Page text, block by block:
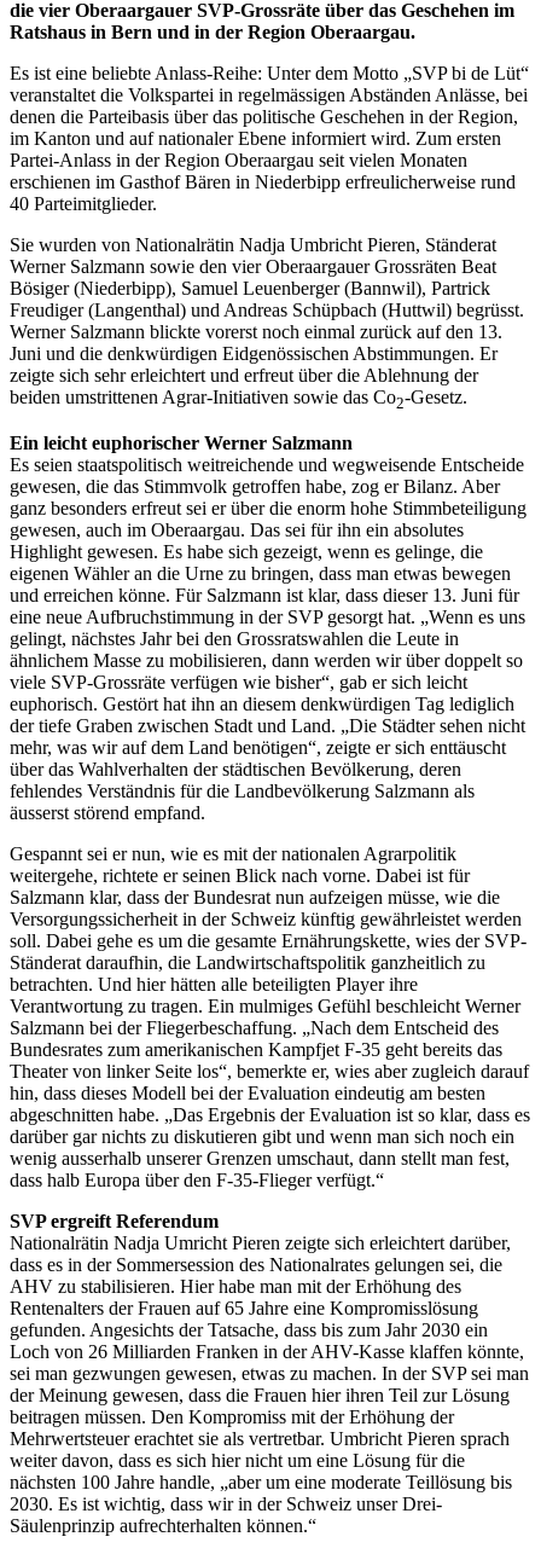
die vier Oberaargauer SVP-Grossräte über das Geschehen im
Ratshaus in Bern und in der Region Oberaargau.
Es ist eine beliebte Anlass-Reihe: Unter dem Motto „SVP bi de Lüt“
veranstaltet die Volkspartei in regelmässigen Abständen Anlässe, bei
denen die Parteibasis über das politische Geschehen in der Region,
im Kanton und auf nationaler Ebene informiert wird. Zum ersten
Partei-Anlass in der Region Oberaargau seit vielen Monaten
erschienen im Gasthof Bären in Niederbipp erfreulicherweise rund
40 Parteimitglieder.
Sie wurden von Nationalrätin Nadja Umbricht Pieren, Ständerat
Werner Salzmann sowie den vier Oberaargauer Grossräten Beat
Bösiger (Niederbipp), Samuel Leuenberger (Bannwil), Partrick
Freudiger (Langenthal) und Andreas Schüpbach (Huttwil) begrüsst.
Werner Salzmann blickte vorerst noch einmal zurück auf den 13.
Juni und die denkwürdigen Eidgenössischen Abstimmungen. Er
zeigte sich sehr erleichtert und erfreut über die Ablehnung der
beiden umstrittenen Agrar-Initiativen sowie das Co2-Gesetz.
Ein leicht euphorischer Werner Salzmann
Es seien staatspolitisch weitreichende und wegweisende Entscheide
gewesen, die das Stimmvolk getroffen habe, zog er Bilanz. Aber
ganz besonders erfreut sei er über die enorm hohe Stimmbeteiligung
gewesen, auch im Oberaargau. Das sei für ihn ein absolutes
Highlight gewesen. Es habe sich gezeigt, wenn es gelinge, die
eigenen Wähler an die Urne zu bringen, dass man etwas bewegen
und erreichen könne. Für Salzmann ist klar, dass dieser 13. Juni für
eine neue Aufbruchstimmung in der SVP gesorgt hat. „Wenn es uns
gelingt, nächstes Jahr bei den Grossratswahlen die Leute in
ähnlichem Masse zu mobilisieren, dann werden wir über doppelt so
viele SVP-Grossräte verfügen wie bisher“, gab er sich leicht
euphorisch. Gestört hat ihn an diesem denkwürdigen Tag lediglich
der tiefe Graben zwischen Stadt und Land. „Die Städter sehen nicht
mehr, was wir auf dem Land benötigen“, zeigte er sich enttäuscht
über das Wahlverhalten der städtischen Bevölkerung, deren
fehlendes Verständnis für die Landbevölkerung Salzmann als
äusserst störend empfand.
Gespannt sei er nun, wie es mit der nationalen Agrarpolitik
weitergehe, richtete er seinen Blick nach vorne. Dabei ist für
Salzmann klar, dass der Bundesrat nun aufzeigen müsse, wie die
Versorgungssicherheit in der Schweiz künftig gewährleistet werden
soll. Dabei gehe es um die gesamte Ernährungskette, wies der SVP-
Ständerat daraufhin, die Landwirtschaftspolitik ganzheitlich zu
betrachten. Und hier hätten alle beteiligten Player ihre
Verantwortung zu tragen. Ein mulmiges Gefühl beschleicht Werner
Salzmann bei der Fliegerbeschaffung. „Nach dem Entscheid des
Bundesrates zum amerikanischen Kampfjet F-35 geht bereits das
Theater von linker Seite los“, bemerkte er, wies aber zugleich darauf
hin, dass dieses Modell bei der Evaluation eindeutig am besten
abgeschnitten habe. „Das Ergebnis der Evaluation ist so klar, dass es
darüber gar nichts zu diskutieren gibt und wenn man sich noch ein
wenig ausserhalb unserer Grenzen umschaut, dann stellt man fest,
dass halb Europa über den F-35-Flieger verfügt.“
SVP ergreift Referendum
Nationalrätin Nadja Umricht Pieren zeigte sich erleichtert darüber,
dass es in der Sommersession des Nationalrates gelungen sei, die
AHV zu stabilisieren. Hier habe man mit der Erhöhung des
Rentenalters der Frauen auf 65 Jahre eine Kompromisslösung
gefunden. Angesichts der Tatsache, dass bis zum Jahr 2030 ein
Loch von 26 Milliarden Franken in der AHV-Kasse klaffen könnte,
sei man gezwungen gewesen, etwas zu machen. In der SVP sei man
der Meinung gewesen, dass die Frauen hier ihren Teil zur Lösung
beitragen müssen. Den Kompromiss mit der Erhöhung der
Mehrwertsteuer erachtet sie als vertretbar. Umbricht Pieren sprach
weiter davon, dass es sich hier nicht um eine Lösung für die
nächsten 100 Jahre handle, „aber um eine moderate Teillösung bis
2030. Es ist wichtig, dass wir in der Schweiz unser Drei-
Säulenprinzip aufrechterhalten können.“